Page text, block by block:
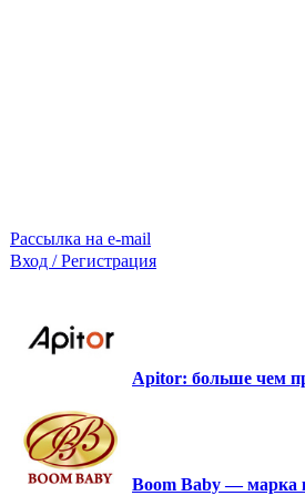
Рассылка на e-mail
Вход / Регистрация
Apitor: больше чем
Boom Baby — марка